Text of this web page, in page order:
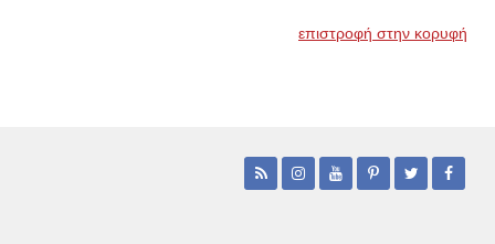
επιστροφή στην κορυφή